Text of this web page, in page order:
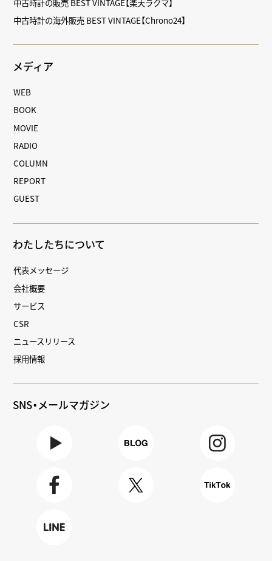
中古時計の海外販売 BEST VINTAGE【Chrono24】
メディア
WEB
BOOK
MOVIE
RADIO
COLUMN
REPORT
GUEST
わたしたちについて
代表メッセージ
会社概要
サービス
CSR
ニュースリリース
採用情報
SNS・メールマガジン